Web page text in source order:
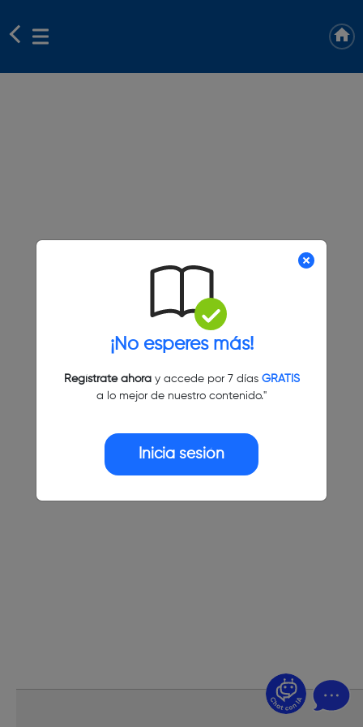
¡No esperes más!
Regístrate ahoray accede por 7 días GRATIS
a lo mejor de nuestro contenido."
Inicia sesión